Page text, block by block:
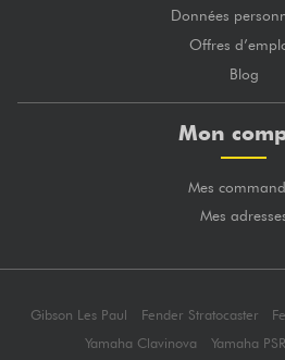
Données
Offres
Blog
Mon
Mes
Mes
Gibson Les Paul Fender Stratocaster
Yamaha Clavinova
Yamaha PSR